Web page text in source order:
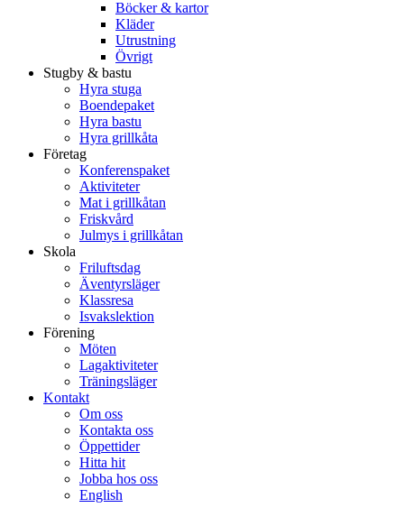
Böcker & kartor
Kläder
Utrustning
Övrigt
Stugby & bastu
Hyra stuga
Boendepaket
Hyra bastu
Hyra grillkåta
Företag
Konferenspaket
Aktiviteter
Mat i grillkåtan
Friskvård
Julmys i grillkåtan
Skola
Friluftsdag
Äventyrsläger
Klassresa
Isvakslektion
Förening
Möten
Lagaktiviteter
Träningsläger
Kontakt
Om oss
Kontakta oss
Öppettider
Hitta hit
Jobba hos oss
English